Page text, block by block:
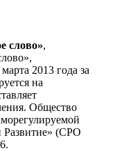
слово»,
2013 года за
на
Общество
Развитие» (СРО